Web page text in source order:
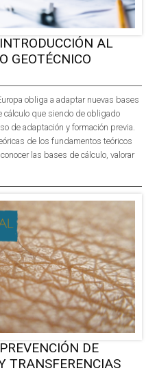
AL
GEOTÉCNICO
obliga a adaptar nuevas bases
cálculo que siendo de obligado
de adaptación y formación previa.
de los fundamentos teóricos
las bases de cálculo, valorar
DE
TRANSFERENCIAS